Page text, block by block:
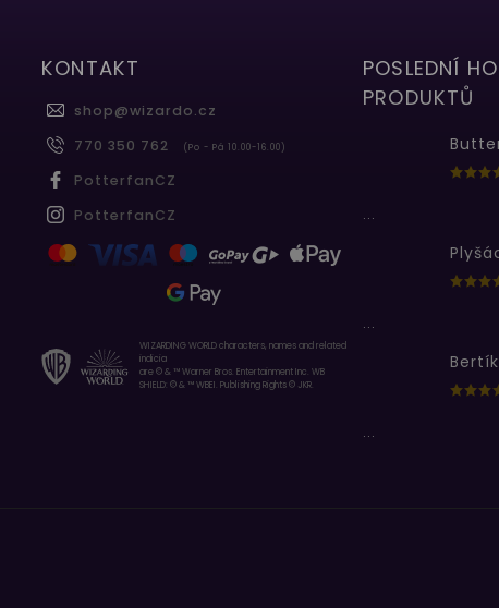
KONTAKT
shop@wizardo.cz
770 350 762
(Po - Pá 10.00-16.00)
PotterfanCZ
PotterfanCZ
WIZARDING WORLD characters, names and related
indicia
are © & ™ Warner Bros. Entertainment Inc. WB
SHIELD: © & ™ WBEI. Publishing Rights © JKR.
POSLEDNÍ
PRODUKTŮ
...
...
...